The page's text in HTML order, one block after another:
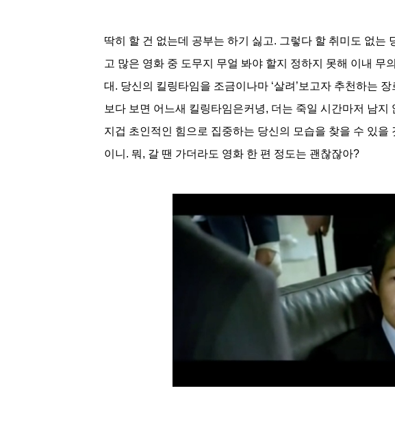
딱히 할 건 없는데 공부는 하기 싫고. 그렇다 할 취미도 없는
고 많은 영화 중 도무지 무얼 봐야 할지 정하지 못해 이내 무
대. 당신의 킬링타임을 조금이나마 ‘살려’보고자 추천하는
보다 보면 어느새 킬링타임은커녕, 더는 죽일 시간마저 남
지겁 초인적인 힘으로 집중하는 당신의 모습을 찾을 수 있을
이니. 뭐, 갈 땐 가더라도 영화 한 편 정도는 괜찮잖아?